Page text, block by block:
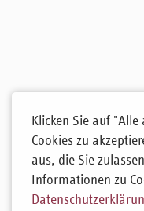
Klicken Sie auf
Cookies zu
aus, die Sie
Informationen zu